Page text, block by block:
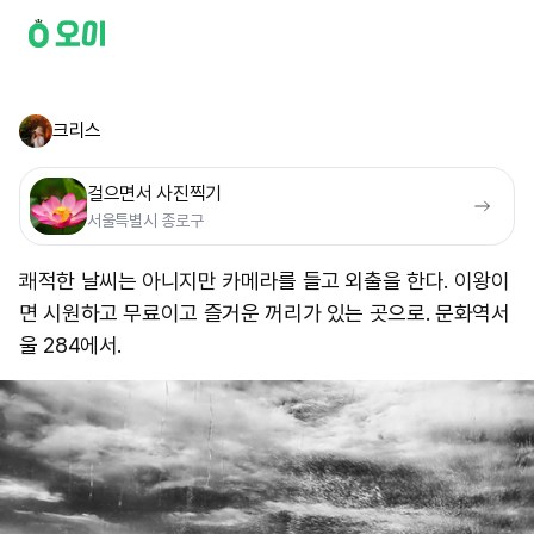
크리스
걸으면서 사진찍기
서울특별시 종로구
쾌적한 날씨는 아니지만 카메라를 들고 외출을 한다. 이왕이
면 시원하고 무료이고 즐거운 꺼리가 있는 곳으로. 문화역서
울 284에서.